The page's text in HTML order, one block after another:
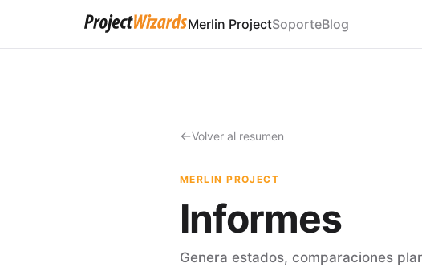
Merlin ProjectSoporteBlog
Volver al resumen
MERLIN PROJECT
Informes
Genera estados, comparaciones